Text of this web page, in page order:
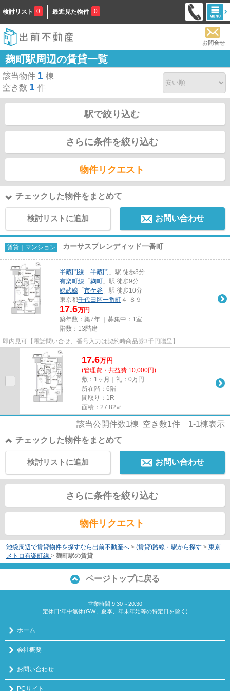
検討リスト 0 最近見た物件 0
お問合せ
麹町駅周辺の賃貸一覧
該当物件 1 棟
空き数 1 件
駅で絞り込む
さらに条件を絞り込む
物件リクエスト
チェックした物件をまとめて
検討リストに追加 お問い合わせ
賃貸｜マンション カーサスプレンディッド一番町
半蔵門線 「 半蔵門 」駅 徒歩3分
有楽町線 「 麹町 」駅 徒歩9分
総武線 「 市ケ谷 」駅 徒歩10分
東京都千代田区一番町 ４-８９
17.6万円
築年数：築7年 ｜募集中： 1室
階数：13階建
即内見可【電話問い合せ、番号入力は契約時商品券3千円贈呈】
17.6万円
(管理費・共益費 10,000円)
敷：1ヶ月｜礼：0万円
所在階：6階
間取り：1R
面積：27.82㎡
該当公開件数1棟 空き数1件 1-1棟表示
チェックした物件をまとめて
お問い合わせ
検討リストに追加
さらに条件を絞り込む
物件リクエスト
池袋周辺で賃貸物件を探すなら出前不動産へ > (賃貸)路線・駅から探す > 東京
メトロ有楽町線 > 麹町駅の賃貸
ページトップに戻る
営業時間:9:30～20:30
定休日:年中無休(GW、夏季、年末年始等の特定日を除く)
ホーム
会社概要
お問い合わせ
PCサイト